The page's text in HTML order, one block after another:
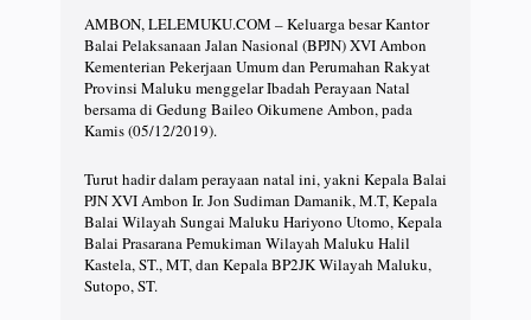
AMBON, LELEMUKU.COM – Keluarga besar Kantor
Balai Pelaksanaan Jalan Nasional (BPJN) XVI Ambon
Kementerian Pekerjaan Umum dan Perumahan Rakyat
Provinsi Maluku menggelar Ibadah Perayaan Natal
bersama di Gedung Baileo Oikumene Ambon, pada
Kamis (05/12/2019).
Turut hadir dalam perayaan natal ini, yakni Kepala Balai
PJN XVI Ambon Ir. Jon Sudiman Damanik, M.T, Kepala
Balai Wilayah Sungai Maluku Hariyono Utomo, Kepala
Balai Prasarana Pemukiman Wilayah Maluku Halil
Kastela, ST., MT, dan Kepala BP2JK Wilayah Maluku,
Sutopo, ST.